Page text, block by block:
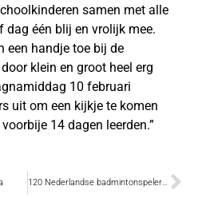
samen met alle
één blij en vrolijk mee.
een handje toe bij de
klein en groot heel erg
10 februari
uit om een kijkje te komen
14 dagen leerden.”
120 Nederlandse badmintonspelers zakken af naar onze stad